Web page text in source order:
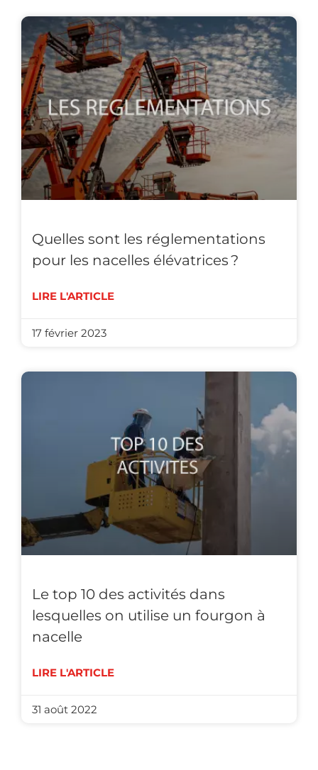
Quelles sont les réglementations
pour les nacelles élévatrices ?
LIRE L'ARTICLE
17 février 2023
Le top 10 des activités dans
lesquelles on utilise un fourgon à
nacelle
LIRE L'ARTICLE
31 août 2022